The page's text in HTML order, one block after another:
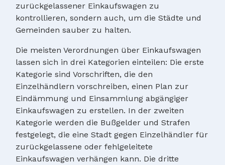
zurückgelassener Einkaufswagen zu
kontrollieren, sondern auch, um die Städte und
Gemeinden sauber zu halten.
Die meisten Verordnungen über Einkaufswagen
lassen sich in drei Kategorien einteilen: Die erste
Kategorie sind Vorschriften, die den
Einzelhändlern vorschreiben, einen Plan zur
Eindämmung und Einsammlung abgängiger
Einkaufswagen zu erstellen. In der zweiten
Kategorie werden die Bußgelder und Strafen
festgelegt, die eine Stadt gegen Einzelhändler für
zurückgelassene oder fehlgeleitete
Einkaufswagen verhängen kann. Die dritte